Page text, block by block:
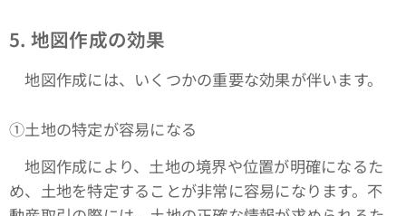
5. 地図作成の効果
地図作成には、いくつかの重要な効果が伴います。
①土地の特定が容易になる
地図作成により、土地の境界や位置が明確になるた
め、土地を特定することが非常に容易になります。不